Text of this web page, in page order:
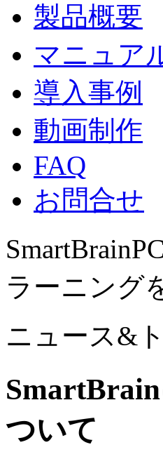
製品概要
マニュア
導入事例
動画制作
FAQ
お問合せ
SmartBrain
ラーニング
ニュース&
ついて